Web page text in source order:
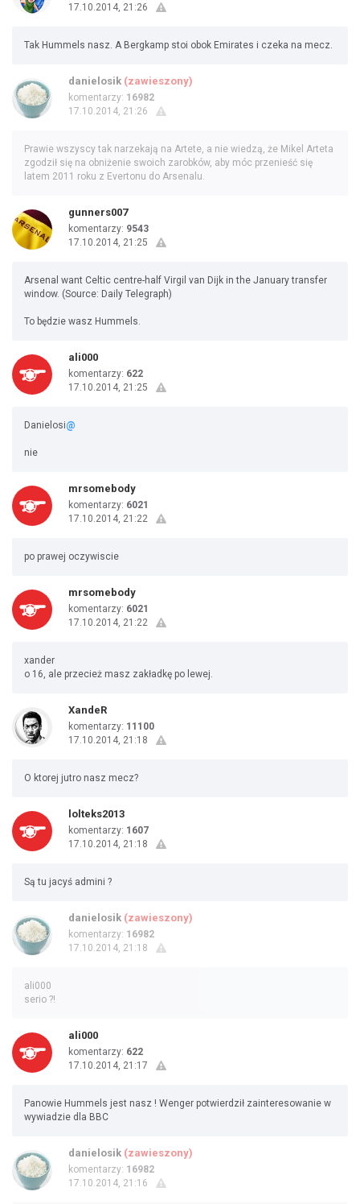
17.10.2014, 21:26
Tak Hummels nasz. A Bergkamp stoi obok Emirates i czeka na mecz.
danielosik (zawieszony)
komentarzy: 16982
17.10.2014, 21:26
Prawie wszyscy tak narzekają na Artete, a nie wiedzą, że Mikel Arteta
zgodził się na obniżenie swoich zarobków, aby móc przenieść się
latem 2011 roku z Evertonu do Arsenalu.
gunners007
komentarzy: 9543
17.10.2014, 21:25
Arsenal want Celtic centre-half Virgil van Dijk in the January transfer
window. (Source: Daily Telegraph)
To będzie wasz Hummels.
ali000
komentarzy: 622
17.10.2014, 21:25
Danielosi@
nie
mrsomebody
komentarzy: 6021
17.10.2014, 21:22
po prawej oczywiscie
mrsomebody
komentarzy: 6021
17.10.2014, 21:22
xander
o 16, ale przecież masz zakładkę po lewej.
XandeR
komentarzy: 11100
17.10.2014, 21:18
O ktorej jutro nasz mecz?
lolteks2013
komentarzy: 1607
17.10.2014, 21:18
Są tu jacyś admini ?
danielosik (zawieszony)
komentarzy: 16982
17.10.2014, 21:18
ali000
serio ?!
ali000
komentarzy: 622
17.10.2014, 21:17
Panowie Hummels jest nasz ! Wenger potwierdził zainteresowanie w
wywiadzie dla BBC
danielosik (zawieszony)
komentarzy: 16982
17.10.2014, 21:16